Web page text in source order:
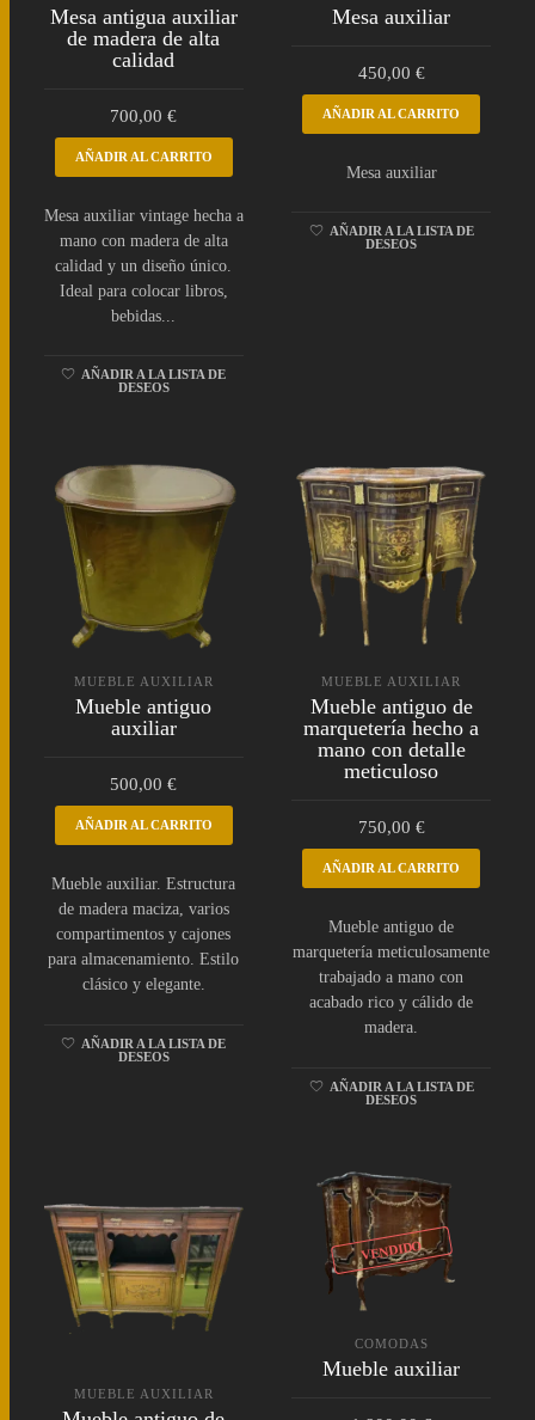
Mesa antigua auxiliar
de madera de alta
calidad
700,00€
AÑADIR AL CARRITO
Mesa auxiliar vintage hecha a
mano con madera de alta
calidad y un diseño único.
Ideal para colocar libros,
bebidas...
AÑADIR A LA LISTA DE
DESEOS
Mesa auxiliar
450,00 €
AÑADIR AL CARRITO
Mesa auxiliar
AÑADIR A LA LISTA DE
DESEOS
MUEBLE AUXILIAR
Mueble antiguo
auxiliar
500,00€
AÑADIR AL CARRITO
Mueble auxiliar. Estructura
de madera maciza, varios
compartimentos y cajones
para almacenamiento. Estilo
clásico y elegante.
AÑADIR A LA LISTA DE
DESEOS
MUEBLE AUXILIAR
Mueble antiguo de
marquetería hecho a
mano con detalle
meticuloso
750,00 €
AÑADIR AL CARRITO
Mueble antiguo de
marquetería meticulosamente
trabajado a mano con
acabado rico y cálido de
madera.
AÑADIR A LA LISTA DE
DESEOS
MUEBLE AUXILIAR
VENDIDO
COMODAS
Mueble auxiliar